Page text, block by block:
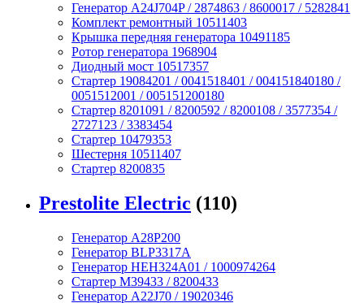
Генератор A24J704P / 2874863 / 8600017 / 5282841
Комплект ремонтный 10511403
Крышка передняя генератора 10491185
Ротор генератора 1968904
Диодный мост 10517357
Стартер 19084201 / 0041518401 / 004151840180 /
0051512001 / 005151200180
Стартер 8201091 / 8200592 / 8200108 / 3577354 /
2727123 / 3383454
Стартер 10479353
Шестерня 10511407
Стартер 8200835
Prestolite Electric (110)
Генератор A28P200
Генератор BLP3317A
Генератор HEH324A01 / 1000974264
Стартер M39433 / 8200433
Генератор A22J70 / 19020346